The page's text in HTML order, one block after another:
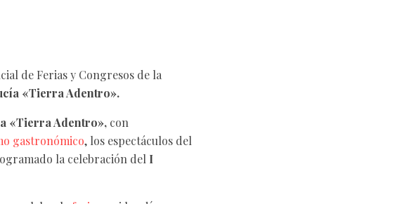
de Ferias y Congresos de la
«Tierra Adentro».
«Tierra Adentro», con
gastronómico, los espectáculos del
la celebración del I